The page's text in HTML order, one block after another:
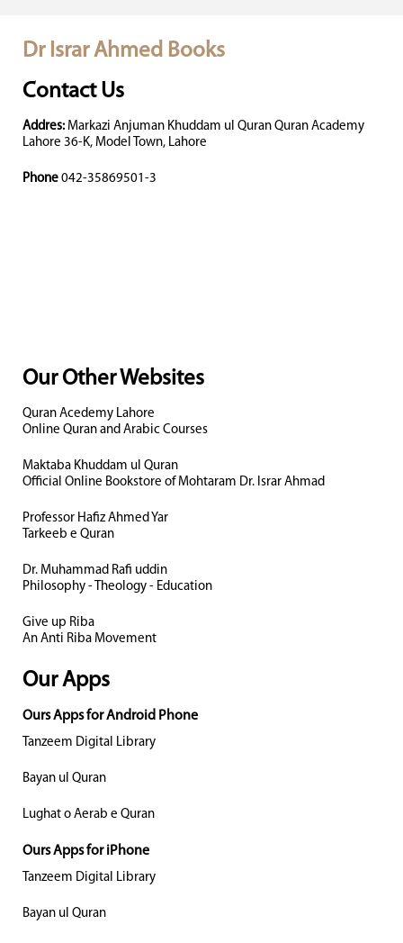
Dr Israr Ahmed Books
Contact Us
Addres: Markazi Anjuman Khuddam ul Quran Quran Academy
Lahore 36-K, Model Town, Lahore
Phone 042-35869501-3
Our Other Websites
Quran Acedemy Lahore
Online Quran and Arabic Courses
Maktaba Khuddam ul Quran
Official Online Bookstore of Mohtaram Dr. Israr Ahmad
Professor Hafiz Ahmed Yar
Tarkeeb e Quran
Dr. Muhammad Rafi uddin
Philosophy - Theology - Education
Give up Riba
An Anti Riba Movement
Our Apps
Ours Apps for Android Phone
Tanzeem Digital Library
Bayan ul Quran
Lughat o Aerab e Quran
Ours Apps for iPhone
Tanzeem Digital Library
Bayan ul Quran